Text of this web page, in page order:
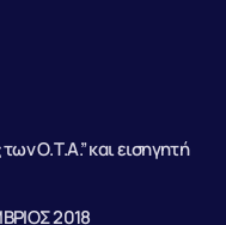
Ο.Τ.Α.” και εισηγητή
2018